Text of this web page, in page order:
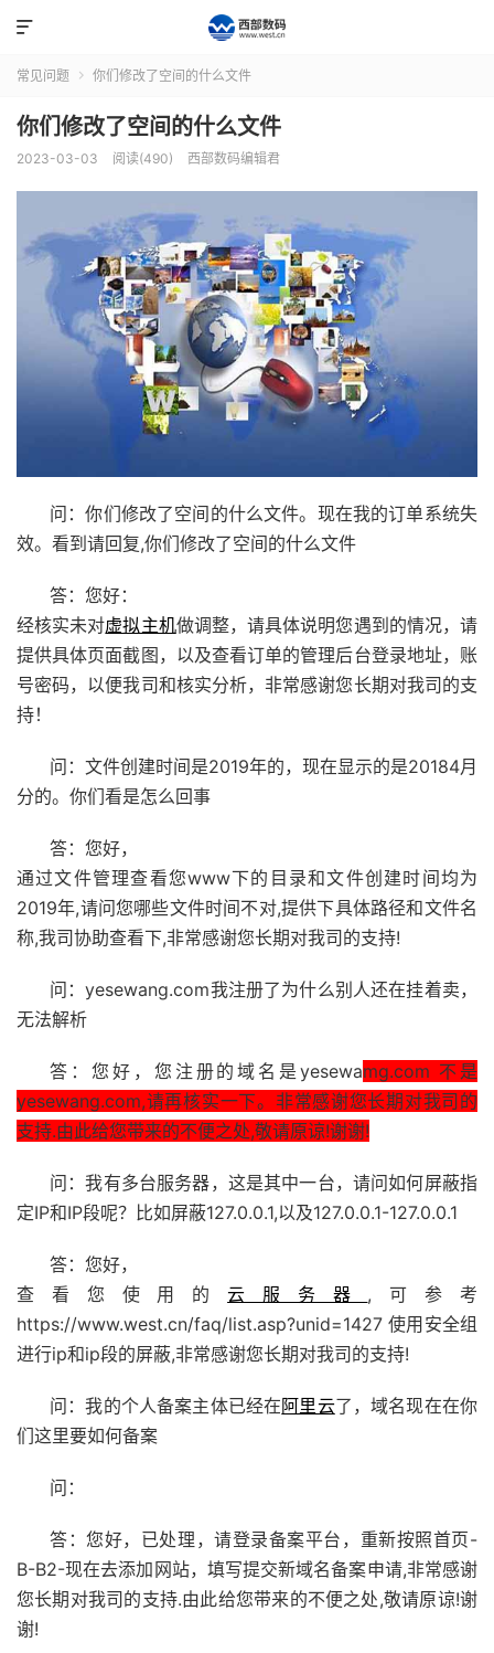

常见问题  你们修改了空间的什么文件
你们修改了空间的什么文件
2023-03-03 阅读(490) 西部数码编辑君
问：你们修改了空间的什么文件。现在我的订单系统失
效。看到请回复,你们修改了空间的什么文件
答：您好：
经核实未对虚拟主机做调整，请具体说明您遇到的情况，请
提供具体页面截图，以及查看订单的管理后台登录地址，账
号密码，以便我司和核实分析，非常感谢您长期对我司的支
持！
问：文件创建时间是2019年的，现在显示的是20184月
分的。你们看是怎么回事
答：您好，
通过文件管理查看您www下的目录和文件创建时间均为
2019年,请问您哪些文件时间不对,提供下具体路径和文件名
称,我司协助查看下,非常感谢您长期对我司的支持!
问：yesewang.com我注册了为什么别人还在挂着卖，
无法解析
答：您好，您注册的域名是yesewamg.com 不是
yesewang.com,请再核实一下。非常感谢您长期对我司的
支持.由此给您带来的不便之处,敬请原谅!谢谢!
问：我有多台服务器，这是其中一台，请问如何屏蔽指
定IP和IP段呢？比如屏蔽127.0.0.1,以及127.0.0.1-127.0.0.1
答：您好，
查看您使用的云服务器 ,可参考
https://www.west.cn/faq/list.asp?unid=1427 使用安全组
进行ip和ip段的屏蔽,非常感谢您长期对我司的支持!
问：我的个人备案主体已经在阿里云了，域名现在在你
们这里要如何备案
问：
答：您好，已处理，请登录备案平台，重新按照首页-
B-B2-现在去添加网站，填写提交新域名备案申请,非常感谢
您长期对我司的支持.由此给您带来的不便之处,敬请原谅!谢
谢!